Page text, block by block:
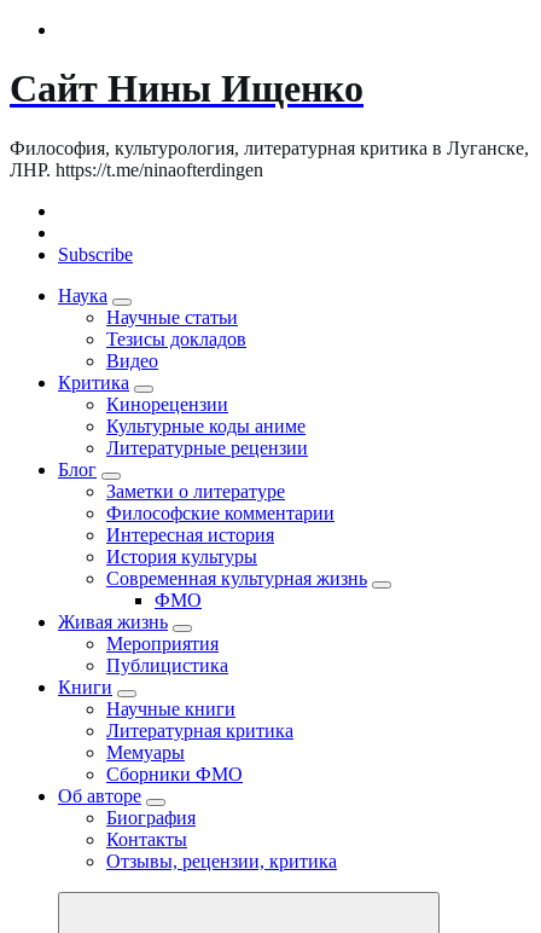
Сайт Нины Ищенко
Философия, культурология, литературная критика в Луганске,
ЛНР. https://t.me/ninaofterdingen
Subscribe
Наука
Научные статьи
Тезисы докладов
Видео
Критика
Кинорецензии
Культурные коды аниме
Литературные рецензии
Блог
Заметки о литературе
Философские комментарии
Интересная история
История культуры
Современная культурная жизнь
ФМО
Живая жизнь
Мероприятия
Публицистика
Книги
Научные книги
Литературная критика
Мемуары
Сборники ФМО
Об авторе
Биография
Контакты
Отзывы, рецензии, критика